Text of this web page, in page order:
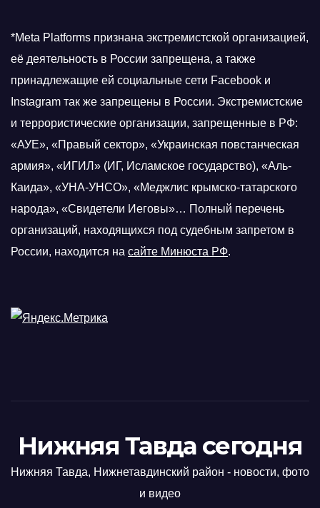
*Meta Platforms признана экстремистской организацией,
её деятельность в России запрещена, а также
принадлежащие ей социальные сети Facebook и
Instagram так же запрещены в России. Экстремистские
и террористические организации, запрещенные в РФ:
«АУЕ», «Правый сектор», «Украинская повстанческая
армия», «ИГИЛ» (ИГ, Исламское государство), «Аль-
Каида», «УНА-УНСО», «Меджлис крымско-татарского
народа», «Свидетели Иеговы»… Полный перечень
организаций, находящихся под судебным запретом в
России, находится на сайте Минюста РФ.
Нижняя Тавда сегодня
Нижняя Тавда, Нижнетавдинский район - новости, фото
и видео